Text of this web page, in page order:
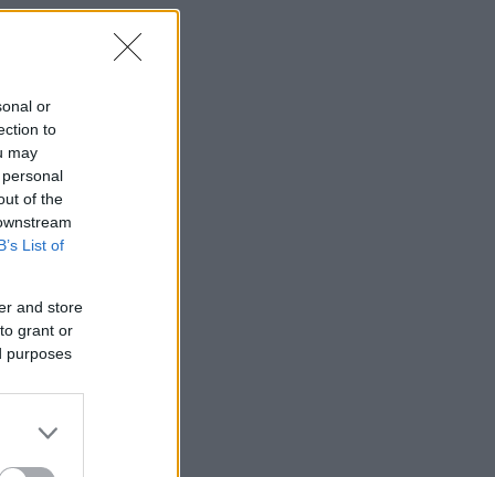
or
to
may
of the
List of
and store
grant or
purposes